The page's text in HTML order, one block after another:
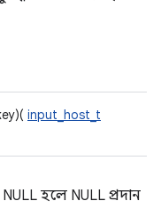
input_host_t
হলে NULL প্রদান